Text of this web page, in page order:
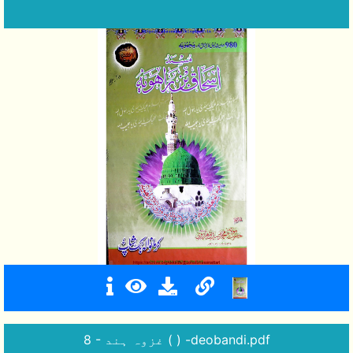
8 - غزوہ ہند ( ) -deobandi.pdf